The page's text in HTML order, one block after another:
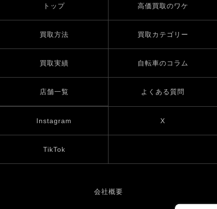
トップ 高価買取のワケ
買取方法 買取カテゴリー
買取実績 自転車のコラム
店舗一覧 よくある質問
Instagram X
TikTok
会社概要